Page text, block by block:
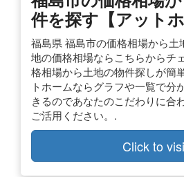
件を探す【アット
福島県 福島市の価格相場から土
地の価格相場ならこちらからチ
格相場から土地の物件探しが簡
トホームならグラフや一覧で分
きるのであなたのこだわりに合
ご活用ください。.
Click to